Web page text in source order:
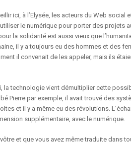
ici, à l’Elysée, les acteurs du Web
le numérique pour porter des projets
la solidarité est aussi vieux que
il y a toujours eu des hommes et des
il convenait de les appeler, mais ils
la technologie vient démultiplier cette
Pierre par exemple, il avait trouvé des
et il y a même eu des révolutions.
supplémentaire, avec le numérique.
et que vous avez même traduite dans